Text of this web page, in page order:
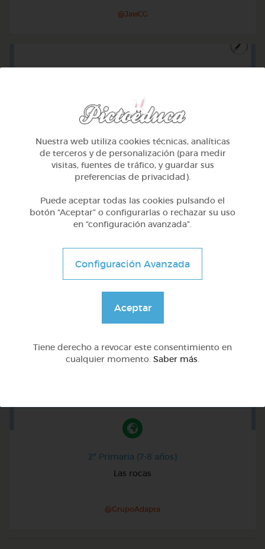
@JaviCG
2º Primaria (7-8 años)
Paisaje urbano y rural: una tarde con alicia
@GrupoAdapta
2º Primaria (7-8 años)
Las rocas
@GrupoAdapta
Nuestra web utiliza cookies técnicas, analíticas
de terceros y de personalización (para medir
visitas, fuentes de tráfico, y guardar sus
preferencias de privacidad).
Puede aceptar todas las cookies pulsando el
botón “Aceptar” o configurarlas o rechazar su uso
en “configuración avanzada”.
Configuración Avanzada
Aceptar
Tiene derecho a revocar este consentimiento en
cualquier momento. Saber más.